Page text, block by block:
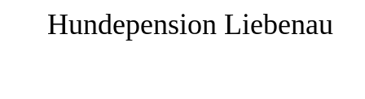
Hundepension Liebenau